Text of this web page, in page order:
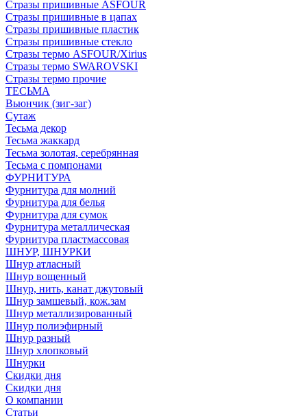
Стразы пришивные ASFOUR
Стразы пришивные в цапах
Стразы пришивные пластик
Стразы пришивные стекло
Стразы термо ASFOUR/Xirius
Стразы термо SWAROVSKI
Стразы термо прочие
ТЕСЬМА
Вьюнчик (зиг-заг)
Сутаж
Тесьма декор
Тесьма жаккард
Тесьма золотая, серебрянная
Тесьма с помпонами
ФУРНИТУРА
Фурнитура для молний
Фурнитура для белья
Фурнитура для сумок
Фурнитура металлическая
Фурнитура пластмассовая
ШНУР, ШНУРКИ
Шнур атласный
Шнур вощенный
Шнур, нить, канат джутовый
Шнур замшевый, кож.зам
Шнур металлизированный
Шнур полиэфирный
Шнур разный
Шнур хлопковый
Шнурки
Скидки дня
Скидки дня
О компании
Статьи